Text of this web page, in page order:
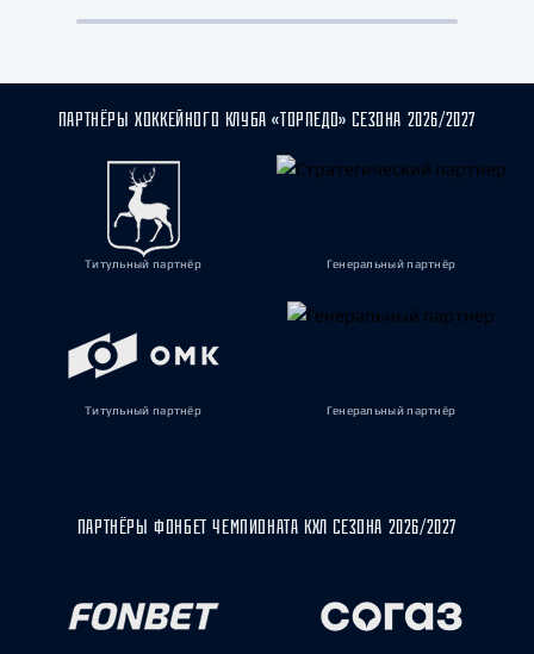
ПАРТНЁРЫ ХОККЕЙНОГО КЛУБА «ТОРПЕДО» СЕЗОНА 2026/2027
Титульный партнёр Генеральный партнёр
Титульный партнёр Генеральный партнёр
ПАРТНЁРЫ ФОНБЕТ ЧЕМПИОНАТА КХЛ СЕЗОНА 2026/2027